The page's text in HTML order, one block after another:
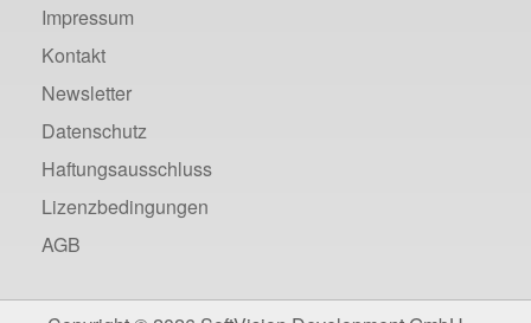
Impressum
Kontakt
Newsletter
Datenschutz
Haftungsausschluss
Lizenzbedingungen
AGB